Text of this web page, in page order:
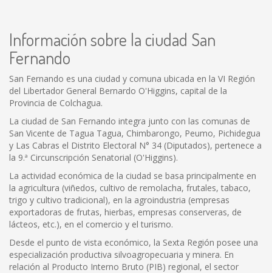
Información sobre la ciudad San
Fernando
San Fernando es una ciudad y comuna ubicada en la VI Región
del Libertador General Bernardo O'Higgins, capital de la
Provincia de Colchagua.
La ciudad de San Fernando integra junto con las comunas de
San Vicente de Tagua Tagua, Chimbarongo, Peumo, Pichidegua
y Las Cabras el Distrito Electoral N° 34 (Diputados), pertenece a
la 9.ª Circunscripción Senatorial (O'Higgins).
La actividad económica de la ciudad se basa principalmente en
la agricultura (viñedos, cultivo de remolacha, frutales, tabaco,
trigo y cultivo tradicional), en la agroindustria (empresas
exportadoras de frutas, hierbas, empresas conserveras, de
lácteos, etc.), en el comercio y el turismo.
Desde el punto de vista económico, la Sexta Región posee una
especialización productiva silvoagropecuaria y minera. En
relación al Producto Interno Bruto (PIB) regional, el sector